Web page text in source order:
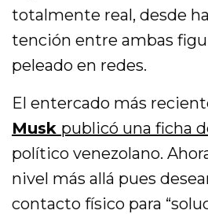
totalmente real, desde
tención entre ambas
peleado en redes.
El entercado más
Musk publicó una ficha
político venezolano.
nivel más allá pues
contacto físico para